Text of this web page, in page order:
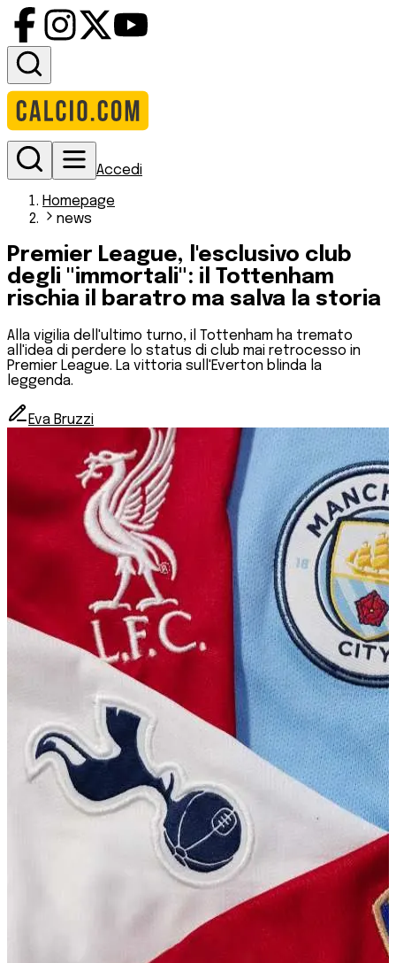
Accedi
Homepage
news
Premier League, l'esclusivo club
degli "immortali": il Tottenham
rischia il baratro ma salva la storia
Alla vigilia dell'ultimo turno, il Tottenham ha tremato
all'idea di perdere lo status di club mai retrocesso in
Premier League. La vittoria sull'Everton blinda la
leggenda.
Eva Bruzzi